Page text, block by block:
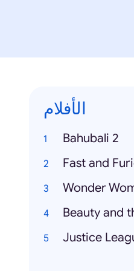
الأفلام
Bahubali 2
Fast and
Wonder
Beauty and
Justice